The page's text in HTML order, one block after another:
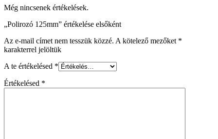
Még nincsenek értékelések.
„Polirozó 125mm” értékelése elsőként
Az e-mail címet nem tesszük közzé. A kötelező mezőket *
karakterrel jelöltük
A te értékelésed *
Értékelésed *